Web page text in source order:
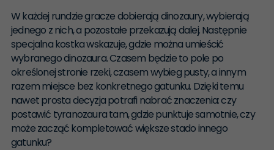
W każdej rundzie gracze dobierają dinozaury, wybierają
jednego z nich, a pozostałe przekazują dalej. Następnie
specjalna kostka wskazuje, gdzie można umieścić
wybranego dinozaura. Czasem będzie to pole po
określonej stronie rzeki, czasem wybieg pusty, a innym
razem miejsce bez konkretnego gatunku. Dzięki temu
nawet prosta decyzja potrafi nabrać znaczenia: czy
postawić tyranozaura tam, gdzie punktuje samotnie, czy
może zacząć kompletować większe stado innego
gatunku?